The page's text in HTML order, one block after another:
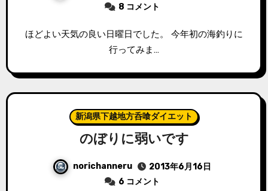
8 コメント
ほどよい天気の良い日曜日でした。 今年初の海釣りに
行ってみま…
新潟県下越地方呑喰ダイエット
のぼりに弱いです
norichanneru
2013年6月16日
6 コメント